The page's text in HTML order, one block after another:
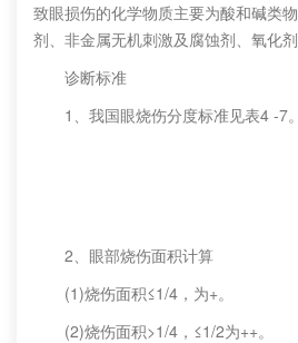
致眼损伤的化学物质主要为酸和碱类
剂、非金属无机刺激及腐蚀剂、氧化剂
诊断标准
1、我国眼烧伤分度标准见表4 -7。
2、眼部烧伤面积计算
(1)烧伤面积≤1/4，为+。
(2)烧伤面积>1/4，≤1/2为++。